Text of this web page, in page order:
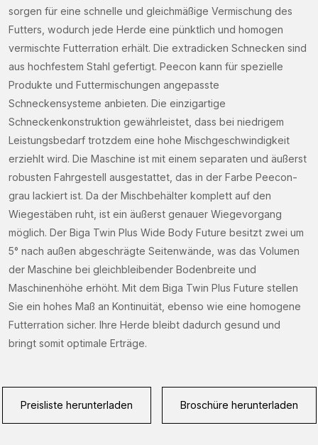
sorgen für eine schnelle und gleichmäßige Vermischung des
Futters, wodurch jede Herde eine pünktlich und homogen
vermischte Futterration erhält. Die extradicken Schnecken sind
aus hochfestem Stahl gefertigt. Peecon kann für spezielle
Produkte und Futtermischungen angepasste
Schneckensysteme anbieten. Die einzigartige
Schneckenkonstruktion gewährleistet, dass bei niedrigem
Leistungsbedarf trotzdem eine hohe Mischgeschwindigkeit
erziehlt wird. Die Maschine ist mit einem separaten und äußerst
robusten Fahrgestell ausgestattet, das in der Farbe Peecon-
grau lackiert ist. Da der Mischbehälter komplett auf den
Wiegestäben ruht, ist ein äußerst genauer Wiegevorgang
möglich. Der Biga Twin Plus Wide Body Future besitzt zwei um
5° nach außen abgeschrägte Seitenwände, was das Volumen
der Maschine bei gleichbleibender Bodenbreite und
Maschinenhöhe erhöht. Mit dem Biga Twin Plus Future stellen
Sie ein hohes Maß an Kontinuität, ebenso wie eine homogene
Futterration sicher. Ihre Herde bleibt dadurch gesund und
bringt somit optimale Erträge.
Preisliste herunterladen Broschüre herunterladen